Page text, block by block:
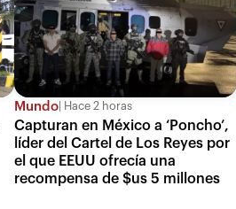
Mundo Hace 2 horas
Capturan en México a ‘Poncho’,
líder del Cartel de Los Reyes por
el que EEUU ofrecía una
recompensa de $us 5 millones